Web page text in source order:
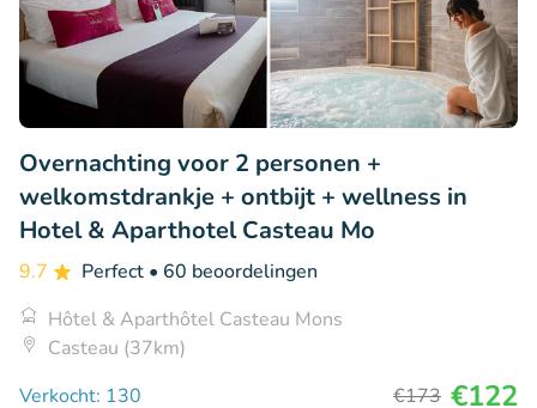
Overnachting voor 2 personen +
welkomstdrankje + ontbijt + wellness in
Hotel & Aparthotel Casteau Mo
9.7 Perfect • 60 beoordelingen
Hôtel & Aparthôtel Casteau Mons
Casteau (37km)
Verkocht: 130
€173 €122